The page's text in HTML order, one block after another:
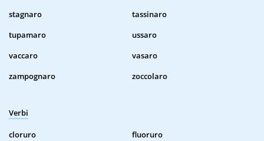
stagnaro
tassinaro
tupamaro
ussaro
vaccaro
vasaro
zampognaro
zoccolaro
Verbi
cloruro
fluoruro